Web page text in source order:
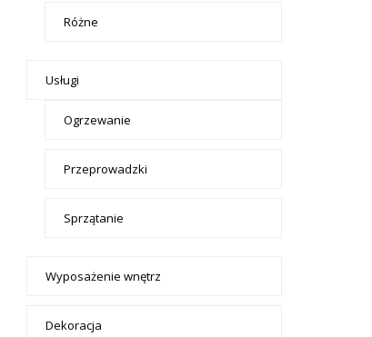
Różne
Usługi
Ogrzewanie
Przeprowadzki
Sprzątanie
Wyposażenie wnętrz
Dekoracja